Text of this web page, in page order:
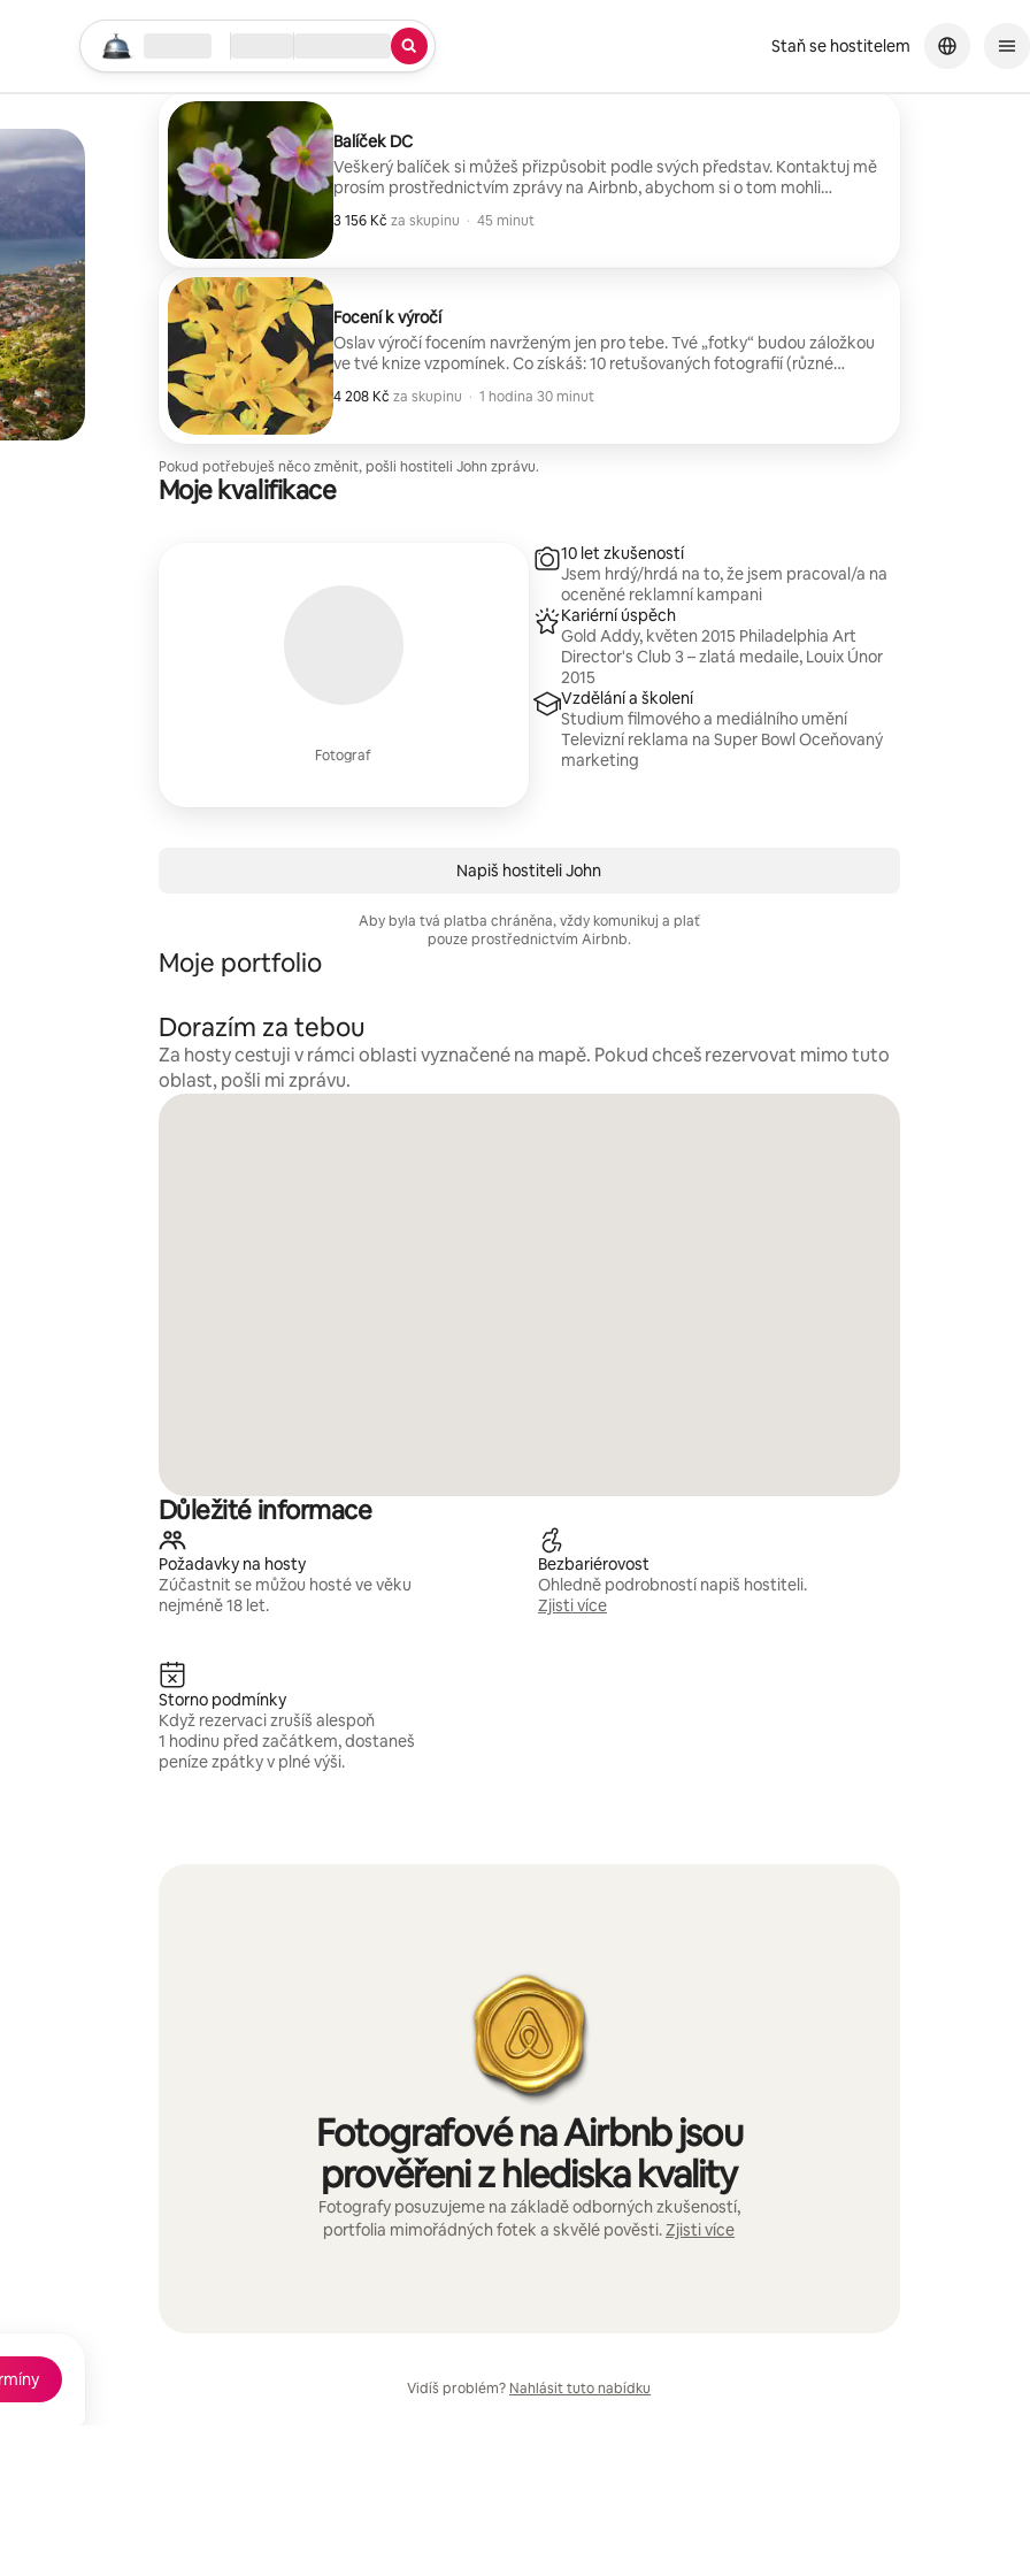
Začni vyhledávat
Lokalita Příjezd/Odjezd Staň se hostitelem
Balíček DC
Veškerý balíček si můžeš přizpůsobit podle svých představ. Kontaktuj mě
prosím prostřednictvím zprávy na Airbnb, abychom si o tom mohli
promluvit! 1. Skupinové focení 2. Individuální focení (až pro 6 osob).
Možnosti lokací (vyber jednu, pokud chceš více než jednu lokaci,
3 156 Kč za skupinu
3 156 Kč za skupinu
, · 45 minut
Focení k výročí
Oslav výročí focením navrženým jen pro tebe. Tvé „fotky“ budou záložkou
ve tvé knize vzpomínek. Co získáš: 10 retušovaných fotografií (různé
ti můžeme doporučit nějakou možnost.
4 208 Kč za skupinu
4 208 Kč za skupinu
, · 1 hodina 30 minut
Pokud potřebuješ něco změnit, pošli hostiteli John zprávu.
Moje kvalifikace
Fotograf
10 let zkušeností
Jsem hrdý/hrdá na to, že jsem pracoval/a na
oceněné reklamní kampani
Kariérní úspěch
Gold Addy, květen 2015 Philadelphia Art
Director's Club 3 – zlatá medaile, Louix Únor
2015
Vzdělání a školení
Studium filmového a mediálního umění
Televizní reklama na Super Bowl Oceňovaný
marketing
Napiš hostiteli John
Aby byla tvá platba chráněna, vždy komunikuj a plať
pouze prostřednictvím Airbnb.
Moje portfolio
Dorazím za tebou
Za hosty cestuji v rámci oblasti vyznačené na mapě. Pokud chceš rezervovat mimo tuto
oblast, pošli mi zprávu.
Důležité informace
Požadavky na hosty
Zúčastnit se můžou hosté ve věku
nejméně 18 let.
Bezbariérovost
Ohledně podrobností napiš hostiteli.
Zjisti více
Storno podmínky
Když rezervaci zrušíš alespoň
1 hodinu před začátkem, dostaneš
peníze zpátky v plné výši.
Fotografové na Airbnb jsou
prověřeni z hlediska kvality
Fotografy posuzujeme na základě odborných zkušeností,
portfolia mimořádných fotek a skvělé pověsti.Zjisti více
Vidíš problém? Nahlásit tuto nabídku